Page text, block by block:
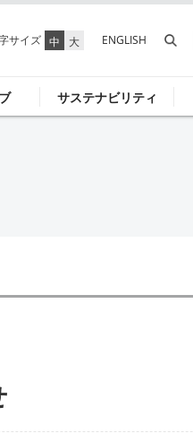
サイズ 中 大 ENGLISH
サステナビリティ